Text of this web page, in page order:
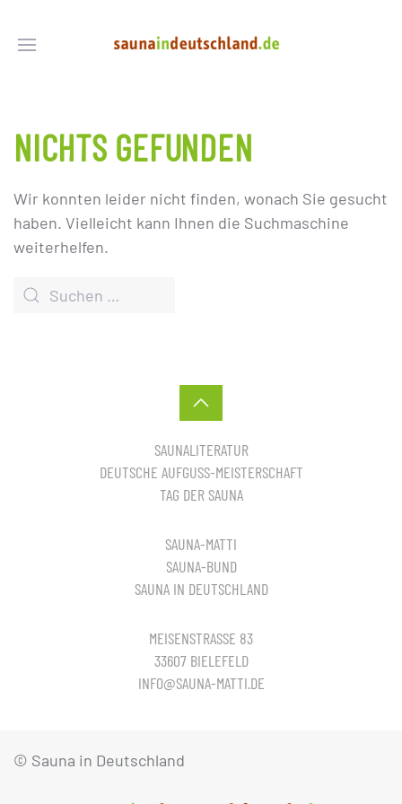
NICHTS GEFUNDEN
Wir konnten leider nicht finden, wonach Sie gesucht
haben. Vielleicht kann Ihnen die Suchmaschine
weiterhelfen.
SAUNALITERATUR
DEUTSCHE AUFGUSS-MEISTERSCHAFT
TAG DER SAUNA
SAUNA-MATTI
SAUNA-BUND
SAUNA IN DEUTSCHLAND
MEISENSTRASSE 83
33607 BIELEFELD
INFO@SAUNA-MATTI.DE
© Sauna in Deutschland